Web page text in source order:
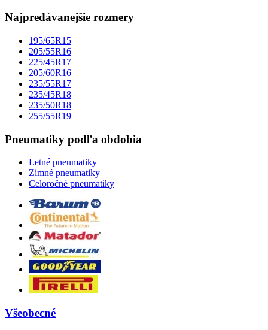
Najpredávanejšie rozmery
195/65R15
205/55R16
225/45R17
205/60R16
235/55R17
235/45R18
235/50R18
255/55R19
Pneumatiky podľa obdobia
Letné pneumatiky
Zimné pneumatiky
Celoročné pneumatiky
Všeobecné